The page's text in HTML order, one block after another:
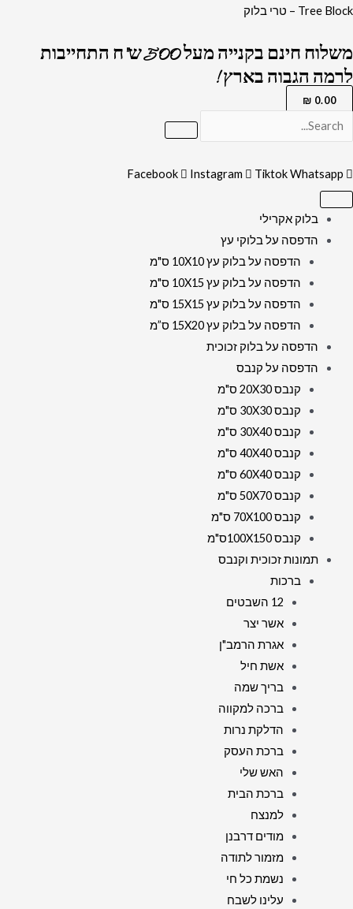
דילוג
Tree Block – טרי בלוק
משלוח חינם בקנייה מעל 500 ש"ח התחייבות
לרמה הגבוה בארץ !
0.00
₪
Facebook Instagram TiktokWhatsapp
בלוק אקרילי
הדפסה על בלוקי עץ
הדפסה על בלוק עץ 10X10 ס"מ
הדפסה על בלוק עץ 10X15 ס"מ
הדפסה על בלוק עץ 15X15 ס"מ
הדפסה על בלוק עץ 15X20 ס”מ
הדפסה על בלוק זכוכית
הדפסה על קנבס
קנבס 20X30 ס"מ
קנבס 30X30 ס"מ
קנבס 30X40 ס"מ
קנבס 40X40 ס"מ
קנבס 60X40 ס"מ
קנבס 50X70 ס"מ
קנבס 70X100 ס"מ
קנבס 100X150ס"מ
תמונות זכוכית וקנבס
ברכות
12 השבטים
אשר יצר
אגרת הרמב"ן
אשת חיל
בריך שמה
ברכה למקווה
הדלקת נרות
ברכת העסק
האש שלי
ברכת הבית
למנצח
מודים דרבנן
מזמור לתודה
נשמת כל חי
עלינו לשבח
כמות
1523-
ציור
גרפיטי
עובדיה
על
קנבס
זכוכית
מחוסמת